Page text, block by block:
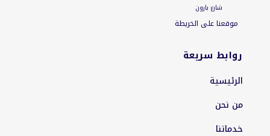
شارع بارون
موقعنا على الخريطة
روابط سريعة
الرئيسية
من نحن
خدماتنا